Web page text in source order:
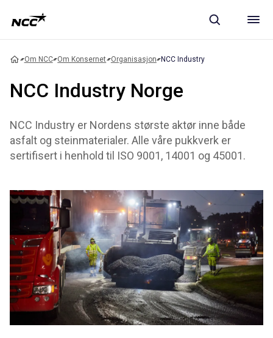
Om NCC Om Konsernet Organisasjon NCC Industry
NCC Industry Norge
NCC Industry er Nordens største aktør inne både
asfalt og steinmaterialer. Alle våre pukkverk er
sertifisert i henhold til ISO 9001, 14001 og 45001.